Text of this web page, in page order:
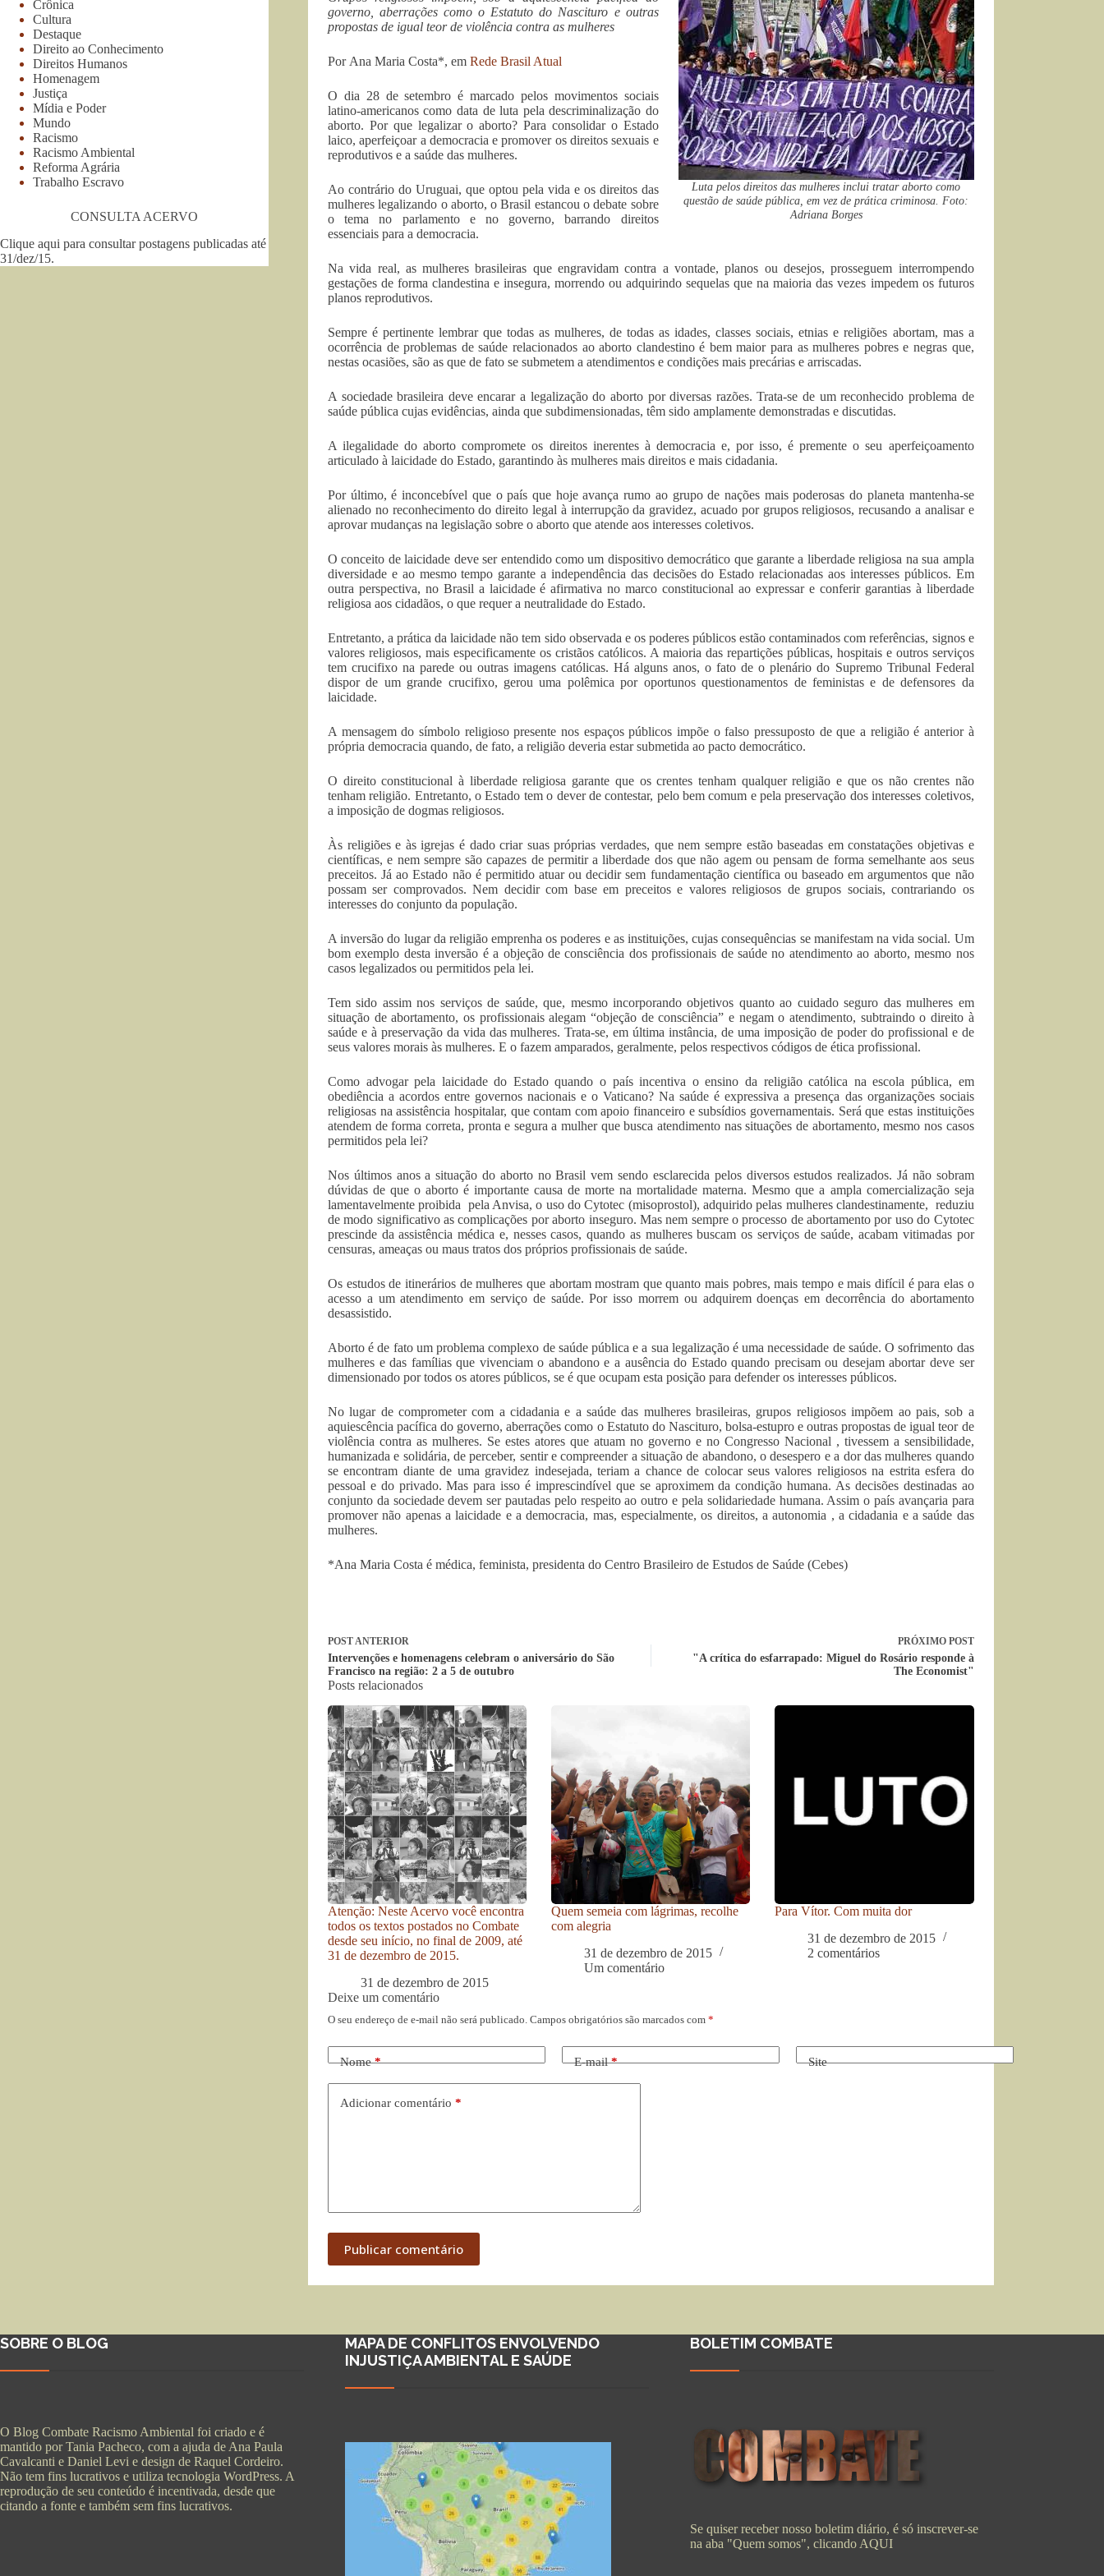
Luta pelos direitos das mulheres inclui tratar aborto como
questão de saúde pública, em vez de prática criminosa. Foto:
Adriana Borges
governo, aberrações como o Estatuto do Nascituro e outras
propostas de igual teor de violência contra as mulheres
Por Ana Maria Costa*, em Rede Brasil Atual
O dia 28 de setembro é marcado pelos movimentos sociais
latino-americanos como data de luta pela descriminalização do
aborto. Por que legalizar o aborto? Para consolidar o Estado
laico, aperfeiçoar a democracia e promover os direitos sexuais e
reprodutivos e a saúde das mulheres.
Ao contrário do Uruguai, que optou pela vida e os direitos das
mulheres legalizando o aborto, o Brasil estancou o debate sobre
o tema no parlamento e no governo, barrando direitos
essenciais para a democracia.
Na vida real, as mulheres brasileiras que engravidam contra a vontade, planos ou desejos, prosseguem interrompendo
gestações de forma clandestina e insegura, morrendo ou adquirindo sequelas que na maioria das vezes impedem os futuros
planos reprodutivos.
Sempre é pertinente lembrar que todas as mulheres, de todas as idades, classes sociais, etnias e religiões abortam, mas a
ocorrência de problemas de saúde relacionados ao aborto clandestino é bem maior para as mulheres pobres e negras que,
nestas ocasiões, são as que de fato se submetem a atendimentos e condições mais precárias e arriscadas.
A sociedade brasileira deve encarar a legalização do aborto por diversas razões. Trata-se de um reconhecido problema de
saúde pública cujas evidências, ainda que subdimensionadas, têm sido amplamente demonstradas e discutidas.
A ilegalidade do aborto compromete os direitos inerentes à democracia e, por isso, é premente o seu aperfeiçoamento
articulado à laicidade do Estado, garantindo às mulheres mais direitos e mais cidadania.
Por último, é inconcebível que o país que hoje avança rumo ao grupo de nações mais poderosas do planeta mantenha-se
alienado no reconhecimento do direito legal à interrupção da gravidez, acuado por grupos religiosos, recusando a analisar e
aprovar mudanças na legislação sobre o aborto que atende aos interesses coletivos.
O conceito de laicidade deve ser entendido como um dispositivo democrático que garante a liberdade religiosa na sua ampla
diversidade e ao mesmo tempo garante a independência das decisões do Estado relacionadas aos interesses públicos. Em
outra perspectiva, no Brasil a laicidade é afirmativa no marco constitucional ao expressar e conferir garantias à liberdade
religiosa aos cidadãos, o que requer a neutralidade do Estado.
Entretanto, a prática da laicidade não tem sido observada e os poderes públicos estão contaminados com referências, signos e
valores religiosos, mais especificamente os cristãos católicos. A maioria das repartições públicas, hospitais e outros serviços
tem crucifixo na parede ou outras imagens católicas. Há alguns anos, o fato de o plenário do Supremo Tribunal Federal
dispor de um grande crucifixo, gerou uma polêmica por oportunos questionamentos de feministas e de defensores da
laicidade.
A mensagem do símbolo religioso presente nos espaços públicos impõe o falso pressuposto de que a religião é anterior à
própria democracia quando, de fato, a religião deveria estar submetida ao pacto democrático.
O direito constitucional à liberdade religiosa garante que os crentes tenham qualquer religião e que os não crentes não
tenham religião. Entretanto, o Estado tem o dever de contestar, pelo bem comum e pela preservação dos interesses coletivos,
a imposição de dogmas religiosos.
Às religiões e às igrejas é dado criar suas próprias verdades, que nem sempre estão baseadas em constatações objetivas e
científicas, e nem sempre são capazes de permitir a liberdade dos que não agem ou pensam de forma semelhante aos seus
preceitos. Já ao Estado não é permitido atuar ou decidir sem fundamentação científica ou baseado em argumentos que não
possam ser comprovados. Nem decidir com base em preceitos e valores religiosos de grupos sociais, contrariando os
interesses do conjunto da população.
A inversão do lugar da religião emprenha os poderes e as instituições, cujas consequências se manifestam na vida social. Um
bom exemplo desta inversão é a objeção de consciência dos profissionais de saúde no atendimento ao aborto, mesmo nos
casos legalizados ou permitidos pela lei.
Tem sido assim nos serviços de saúde, que, mesmo incorporando objetivos quanto ao cuidado seguro das mulheres em
situação de abortamento, os profissionais alegam “objeção de consciência” e negam o atendimento, subtraindo o direito à
saúde e à preservação da vida das mulheres. Trata-se, em última instância, de uma imposição de poder do profissional e de
seus valores morais às mulheres. E o fazem amparados, geralmente, pelos respectivos códigos de ética profissional.
Como advogar pela laicidade do Estado quando o país incentiva o ensino da religião católica na escola pública, em
obediência a acordos entre governos nacionais e o Vaticano? Na saúde é expressiva a presença das organizações sociais
religiosas na assistência hospitalar, que contam com apoio financeiro e subsídios governamentais. Será que estas instituições
atendem de forma correta, pronta e segura a mulher que busca atendimento nas situações de abortamento, mesmo nos casos
permitidos pela lei?
Nos últimos anos a situação do aborto no Brasil vem sendo esclarecida pelos diversos estudos realizados. Já não sobram
dúvidas de que o aborto é importante causa de morte na mortalidade materna. Mesmo que a ampla comercialização seja
lamentavelmente proibida pela Anvisa, o uso do Cytotec (misoprostol), adquirido pelas mulheres clandestinamente, reduziu
de modo significativo as complicações por aborto inseguro. Mas nem sempre o processo de abortamento por uso do Cytotec
prescinde da assistência médica e, nesses casos, quando as mulheres buscam os serviços de saúde, acabam vitimadas por
censuras, ameaças ou maus tratos dos próprios profissionais de saúde.
Os estudos de itinerários de mulheres que abortam mostram que quanto mais pobres, mais tempo e mais difícil é para elas o
acesso a um atendimento em serviço de saúde. Por isso morrem ou adquirem doenças em decorrência do abortamento
desassistido.
Aborto é de fato um problema complexo de saúde pública e a sua legalização é uma necessidade de saúde. O sofrimento das
mulheres e das famílias que vivenciam o abandono e a ausência do Estado quando precisam ou desejam abortar deve ser
dimensionado por todos os atores públicos, se é que ocupam esta posição para defender os interesses públicos.
No lugar de comprometer com a cidadania e a saúde das mulheres brasileiras, grupos religiosos impõem ao pais, sob a
aquiescência pacífica do governo, aberrações como o Estatuto do Nascituro, bolsa-estupro e outras propostas de igual teor de
violência contra as mulheres. Se estes atores que atuam no governo e no Congresso Nacional , tivessem a sensibilidade,
humanizada e solidária, de perceber, sentir e compreender a situação de abandono, o desespero e a dor das mulheres quando
se encontram diante de uma gravidez indesejada, teriam a chance de colocar seus valores religiosos na estrita esfera do
pessoal e do privado. Mas para isso é imprescindível que se aproximem da condição humana. As decisões destinadas ao
conjunto da sociedade devem ser pautadas pelo respeito ao outro e pela solidariedade humana. Assim o país avançaria para
promover não apenas a laicidade e a democracia, mas, especialmente, os direitos, a autonomia , a cidadania e a saúde das
mulheres.
*Ana Maria Costa é médica, feminista, presidenta do Centro Brasileiro de Estudos de Saúde (Cebes)
POSTANTERIOR
Intervenções e homenagens celebram o aniversário do São
Francisco na região: 2 a 5 de outubro
PRÓXIMO POST
"A crítica do esfarrapado: Miguel do Rosário responde à
The Economist"
Posts relacionados
Atenção: Neste Acervo você encontra
todos os textos postados no Combate
desde seu início, no final de 2009, até
31 de dezembro de 2015.
31 de dezembro de 2015
Quem semeia com lágrimas, recolhe
com alegria
31 de dezembro de 2015
Um comentário
Para Vítor. Com muita dor
31 de dezembro de 2015
2 comentários
Deixe um comentário
O seu endereço de e-mail não será publicado. Campos obrigatórios são marcados com *
Nome* E-mail* Site
Adicionar comentário *
Publicar comentário
Crônica
Cultura
Destaque
Direito ao Conhecimento
Direitos Humanos
Homenagem
Justiça
Mídia e Poder
Mundo
Racismo
Racismo Ambiental
Reforma Agrária
Trabalho Escravo
CONSULTA ACERVO
Clique aqui para consultar postagens publicadas até
31/dez/15.
SOBRE O BLOG
O Blog Combate Racismo Ambiental foi criado e é
mantido por Tania Pacheco, com a ajuda de Ana Paula
Cavalcanti e Daniel Levi e design de Raquel Cordeiro.
Não tem fins lucrativos e utiliza tecnologia WordPress. A
reprodução de seu conteúdo é incentivada, desde que
citando a fonte e também sem fins lucrativos.
MAPA DE CONFLITOS ENVOLVENDO
INJUSTIÇA AMBIENTAL E SAÚDE
BOLETIM COMBATE
Se quiser receber nosso boletim diário, é só inscrever-se
na aba "Quem somos", clicando AQUI